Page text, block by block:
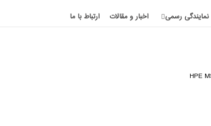
نمایندگی رسمی اخبار و مقالات ارتباط با ما